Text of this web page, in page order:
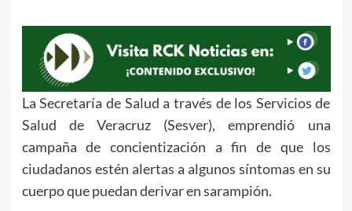
La Secretaría de Salud a través de los Servicios de
Salud de Veracruz (Sesver), emprendió una
campaña de concientización a fin de que los
ciudadanos estén alertas a algunos síntomas en su
cuerpo que puedan derivar en sarampión.